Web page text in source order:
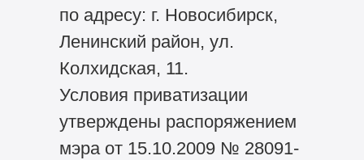
по адресу: г. Новосибирск,
Ленинский район, ул.
Колхидская, 11.
Условия приватизации
утверждены распоряжением
мэра от 15.10.2009 № 28091-